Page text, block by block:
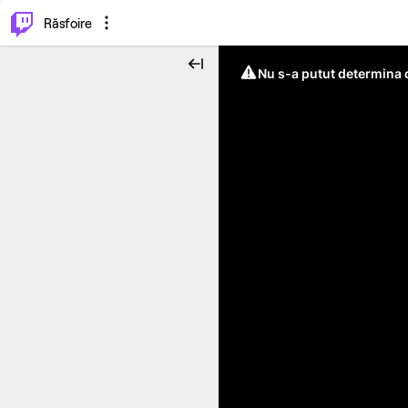
Răsfoire
Nu s-a putut